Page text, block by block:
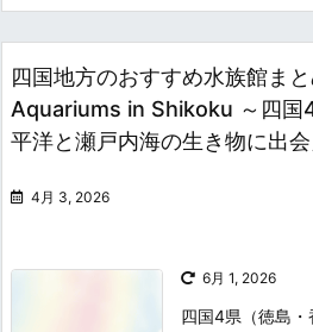
四国地方のおすすめ水族館ま
Aquariums in Shikoku ～四国
平洋と瀬戸内海の生き物に出
4月 3, 2026
6月 1, 2026
四国4県（徳島